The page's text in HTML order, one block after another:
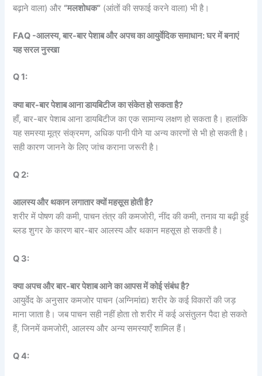
बढ़ाने वाला) और “मलशोधक” (आंतों की सफाई करने वाला) भी है।
FAQ -आलस्य, बार-बार पेशाब और अपच का आयुर्वेदिक समाधान: घर में बनाएं
यह सरल नुस्खा
Q 1:
क्या बार-बार पेशाब आना डायबिटीज का संकेत हो सकता है?
हाँ, बार-बार पेशाब आना डायबिटीज का एक सामान्य लक्षण हो सकता है। हालांकि
यह समस्या मूत्र संक्रमण, अधिक पानी पीने या अन्य कारणों से भी हो सकती है।
सही कारण जानने के लिए जांच कराना जरूरी है।
Q 2:
आलस्य और थकान लगातार क्यों महसूस होती है?
शरीर में पोषण की कमी, पाचन तंत्र की कमजोरी, नींद की कमी, तनाव या बढ़ी हुई
ब्लड शुगर के कारण बार-बार आलस्य और थकान महसूस हो सकती है।
Q 3:
क्या अपच और बार-बार पेशाब आने का आपस में कोई संबंध है?
आयुर्वेद के अनुसार कमजोर पाचन (अग्निमांद्य) शरीर के कई विकारों की जड़
माना जाता है। जब पाचन सही नहीं होता तो शरीर में कई असंतुलन पैदा हो सकते
हैं, जिनमें कमजोरी, आलस्य और अन्य समस्याएँ शामिल हैं।
Q 4: